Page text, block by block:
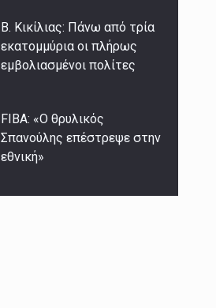
Β. Κικίλιας: Πάνω από τρία
εκατομμύρια οι πλήρως
εμβολιασμένοι πολίτες
FIBA: «Ο θρυλικός
Σπανούλης επέστρεψε στην
εθνική»